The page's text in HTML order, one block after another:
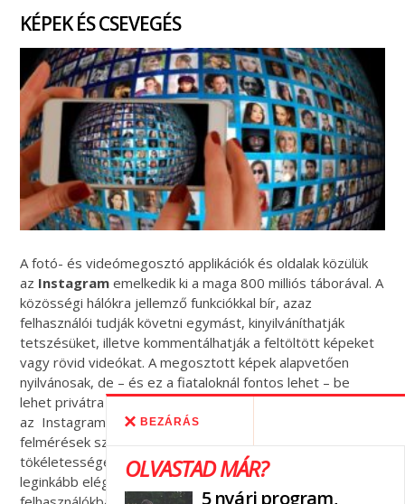
KÉPEK ÉS CSEVEGÉS
A fotó- és videómegosztó applikációk és oldalak közülük
az Instagram emelkedik ki a maga 800 milliós táborával. A
közösségi hálókra jellemző funkciókkal bír, azaz
felhasználói tudják követni egymást, kinyilváníthatják
tetszésüket, illetve kommentálhatják a feltöltött képeket
vagy rövid videókat. A megosztott képek alapvetően
nyilvánosak, de – és ez a fiataloknál fontos lehet – be
lehet privátra is állítani a profilt. A szülők jó ha tudják, hogy
az Instagram Directen keresztül csevegni is lehet, s a
felmérések szerint az Instagramon megosztott, sokszor
tökéletességet sugárzó, szétfilterezett képek váltanak ki
leginkább elégedetlenséget és okoznak szorongást a
BEZÁRÁS
OLVASTAD MÁR?
5 nyári program,